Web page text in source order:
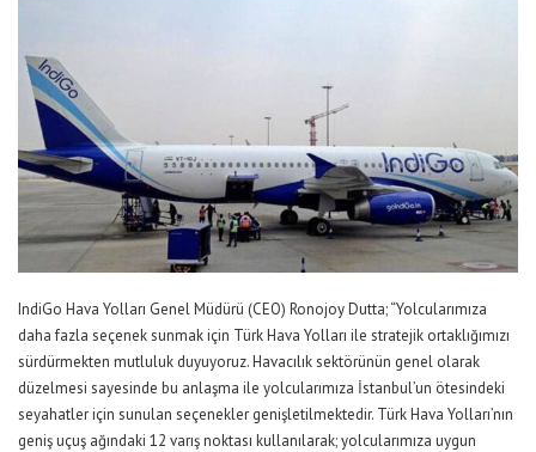
IndiGo Hava Yolları Genel Müdürü (CEO) Ronojoy Dutta; “Yolcularımıza
daha fazla seçenek sunmak için Türk Hava Yolları ile stratejik ortaklığımızı
sürdürmekten mutluluk duyuyoruz. Havacılık sektörünün genel olarak
düzelmesi sayesinde bu anlaşma ile yolcularımıza İstanbul’un ötesindeki
seyahatler için sunulan seçenekler genişletilmektedir. Türk Hava Yolları’nın
geniş uçuş ağındaki 12 varış noktası kullanılarak; yolcularımıza uygun